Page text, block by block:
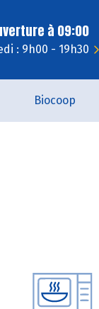
à 09:00
: 9h00 - 19h30
Biocoop